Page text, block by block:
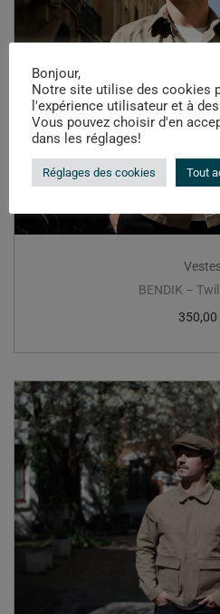
BENDIK –
350,00
Bonjour,
Notre site utilise des cookies
l'expérience utilisateur et à
Vous pouvez choisir d'en
dans les réglages!
Réglages des cookies Tout